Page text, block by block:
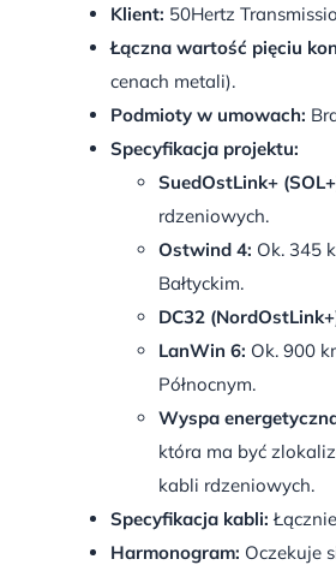
Klient: 50Hertz
Łączna wartość pięciu
cenach metali).
Podmioty w umowach:
Specyfikacja projektu:
SuedOstLink+
rdzeniowych.
Ostwind 4: Ok. 345
Bałtyckim.
DC32
LanWin 6: Ok. 900
Północnym.
Wyspa
która ma być
kabli rdzeniowych.
Specyfikacja kabli:
Harmonogram: Oczekuje